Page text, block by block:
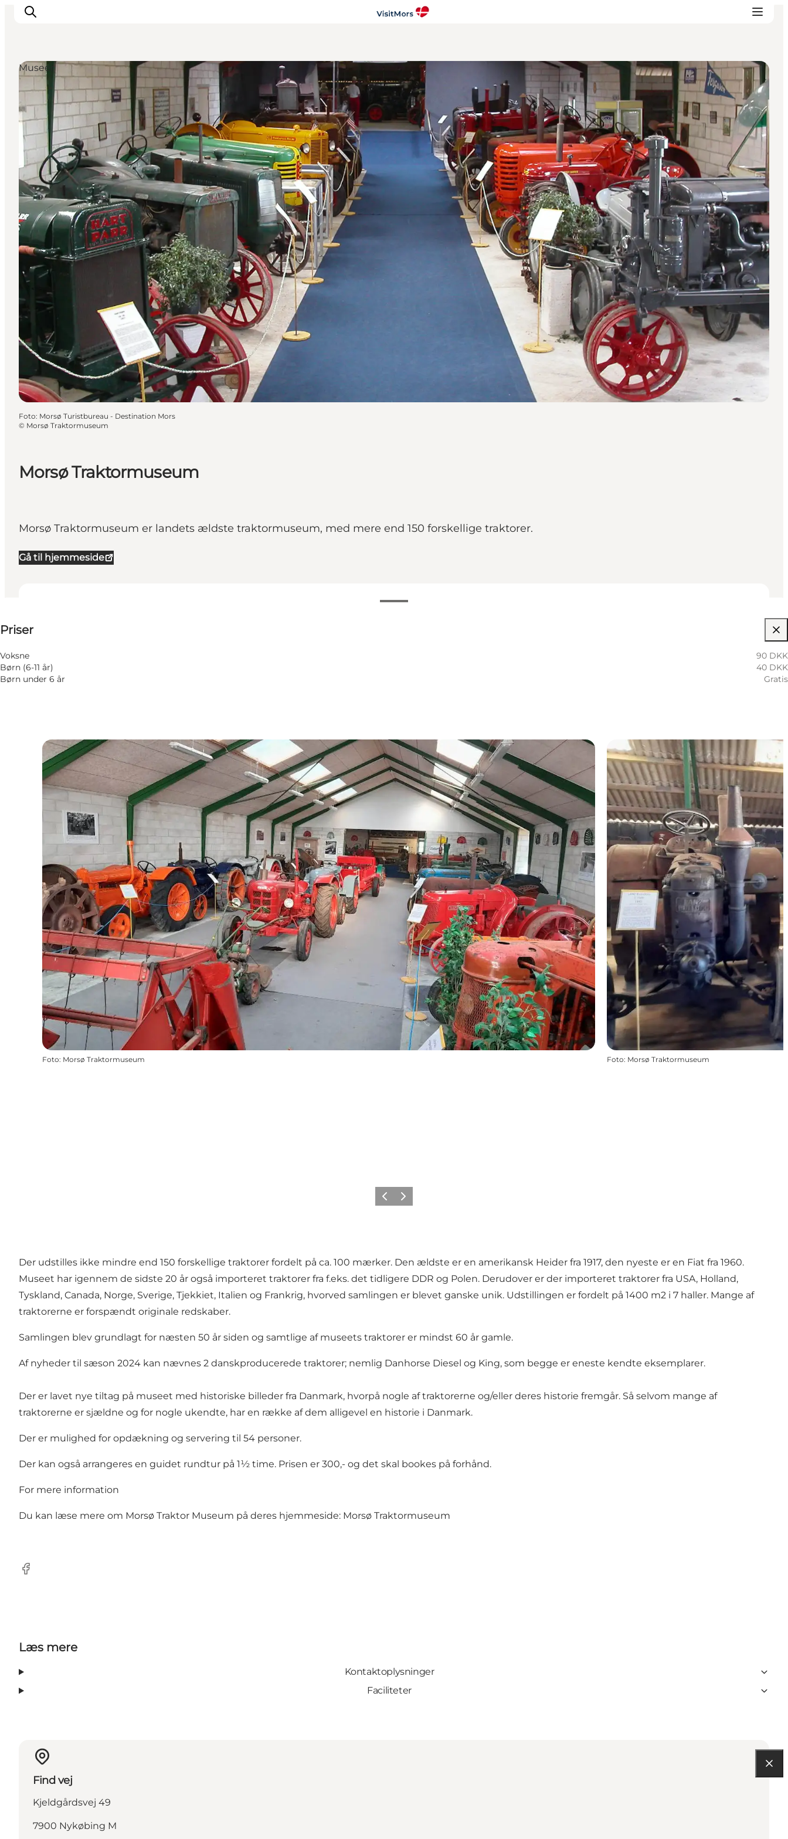
Aktiviteter
Oplevelser
Info om Mors
Overnatning
Pakketure / Ferieophold
Planlæg din tur
Morsø Traktormuseum
Morsø Traktormuseum er landets ældste traktormuseum, med mere end 150 forskellige traktorer.
Gå til hjemmeside
Priser
Voksne
90 DKK
Børn (6-11 år)
40 DKK
Børn under 6 år
Gratis
Museer
Foto: Morsø Turistbureau - Destination Mors
© Morsø Traktormuseum
Foto: Morsø Traktormuseum Foto: Morsø Traktormuseum
Forrige billede
Næste billede
Der udstilles ikke mindre end 150 forskellige traktorer fordelt på ca. 100 mærker. Den ældste er en amerikansk Heider fra 1917, den nyeste er en Fiat fra 1960.
Museet har igennem de sidste 20 år også importeret traktorer fra f.eks. det tidligere DDR og Polen. Derudover er der importeret traktorer fra USA, Holland,
Tyskland, Canada, Norge, Sverige, Tjekkiet, Italien og Frankrig, hvorved samlingen er blevet ganske unik. Udstillingen er fordelt på 1400 m2 i 7 haller. Mange af
traktorerne er forspændt originale redskaber.
Samlingen blev grundlagt for næsten 50 år siden og samtlige af museets traktorer er mindst 60 år gamle.
Af nyheder til sæson 2024 kan nævnes 2 danskproducerede traktorer; nemlig Danhorse Diesel og King, som begge er eneste kendte eksemplarer.
Der er lavet nye tiltag på museet med historiske billeder fra Danmark, hvorpå nogle af traktorerne og/eller deres historie fremgår. Så selvom mange af
traktorerne er sjældne og for nogle ukendte, har en række af dem alligevel en historie i Danmark.
Der er mulighed for opdækning og servering til 54 personer.
Der kan også arrangeres en guidet rundtur på 1½ time. Prisen er 300,- og det skal bookes på forhånd.
For mere information
Du kan læse mere om Morsø Traktor Museum på deres hjemmeside: Morsø Traktormuseum
Facebook
Læs mere
Kontaktoplysninger
Faciliteter
Find vej
Kjeldgårdsvej 49
7900 Nykøbing M